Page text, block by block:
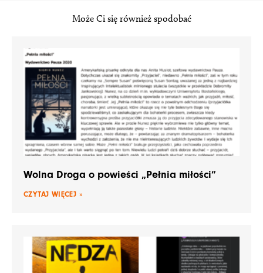
Może Ci się również spodobać
Wolna Droga o powieści „Pełnia miłości”
CZYTAJ WIĘCEJ »